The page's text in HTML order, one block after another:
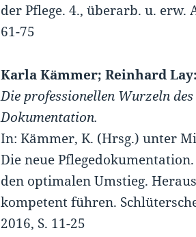
der Pflege. 4., überarb. u. erw.
61-75
Karla Kämmer; Reinhard Lay:
Die professionellen Wurzeln
Dokumentation.
In: Kämmer, K. (Hrsg.) unter
Die neue
den optimalen Umstieg.
kompetent führen.
2016, S. 11-25